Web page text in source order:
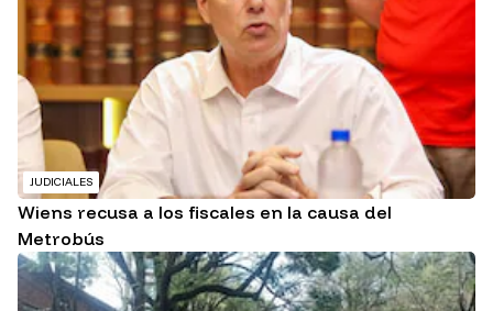
JUDICIALES
Wiens recusa a los fiscales en la causa del
Metrobús